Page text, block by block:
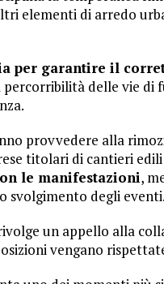
elementi di arredo
per garantire il
percorribilità delle vie di
provvedere alla
titolari di cantieri edili
le manifestazioni,
svolgimento degli eventi.
un appello alla
vengano